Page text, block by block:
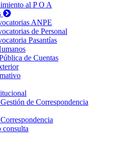
al P O A
ANPE
de Personal
Pasantías
de Cuentas
de Correspondencia